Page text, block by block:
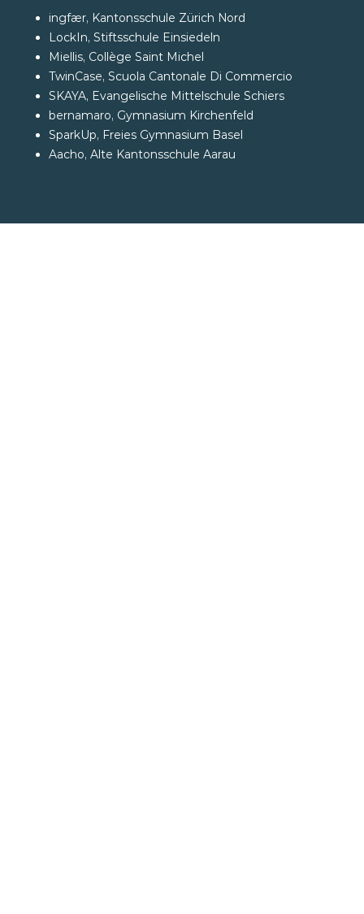
ingfær, Kantonsschule Zürich Nord
LockIn, Stiftsschule Einsiedeln
Miellis, Collège Saint Michel
TwinCase, Scuola Cantonale Di Commercio
SKAYA, Evangelische Mittelschule Schiers
bernamaro, Gymnasium Kirchenfeld
SparkUp, Freies Gymnasium Basel
Aacho, Alte Kantonsschule Aarau